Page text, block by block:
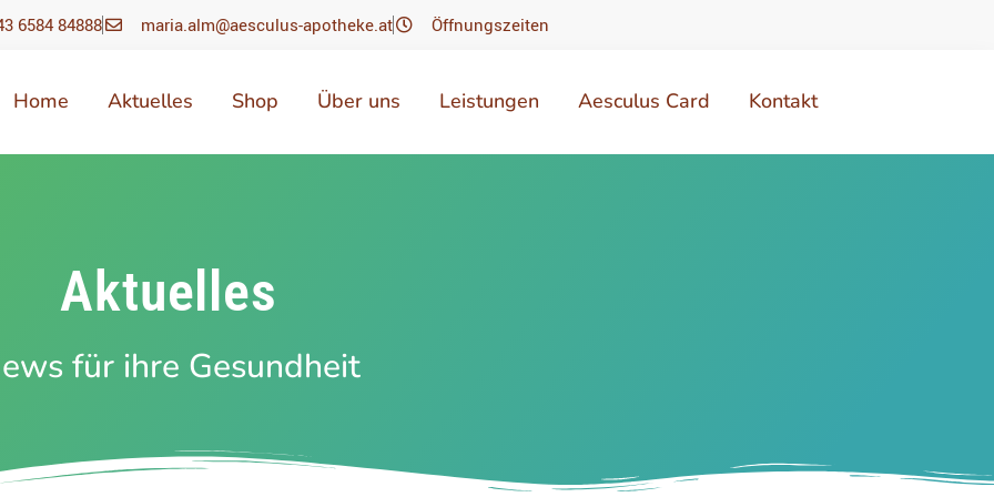
6584 84888 maria.alm@aesculus-apotheke.at Öffnungszeiten
Home Aktuelles Shop Über uns Leistungen Aesculus Card Kontakt
Aktuelles
für ihre Gesundheit